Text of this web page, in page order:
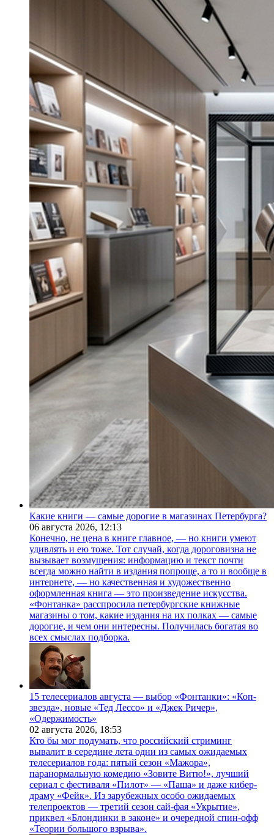
Какие книги — самые дорогие в магазинах Петербурга?
06 августа 2026, 12:13
Конечно, не цена в книге главное, — но книги умеют
удивлять и ею тоже. Тот случай, когда дороговизна не
вызывает возмущения: информацию и текст почти
всегда можно найти в издания попроще, а то и вообще в
интернете, — но качественная и художественно
оформленная книга — это произведение искусства.
«Фонтанка» расспросила петербургские книжные
магазины о том, какие издания на их полках — самые
дорогие, и чем они интересны. Получилась богатая во
всех смыслах подборка.
15 телесериалов августа — выбор «Фонтанки»: «Коп-
звезда», новые «Тед Лессо» и «Джек Ричер»,
«Одержимость»
02 августа 2026, 18:53
Кто бы мог подумать, что российский стриминг
вывалит в середине лета одни из самых ожидаемых
телесериалов года: пятый сезон «Мажора»,
паранормальную комедию «Зовите Витю!», лучший
сериал с фестиваля «Пилот» — «Паша» и даже кибер-
драму «Фейк». Из зарубежных особо ожидаемых
телепроектов — третий сезон сай-фая «Укрытие»,
приквел «Блондинки в законе» и очередной спин-офф
«Теории большого взрыва».